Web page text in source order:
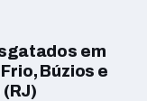
em
Búzios e